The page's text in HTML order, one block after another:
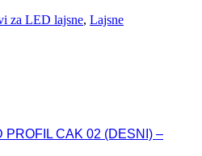
za LED lajsne, Lajsne
PROFIL CAK 02 (DESNI) –